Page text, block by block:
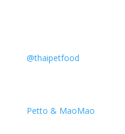
@thaipetfood
Petto & MaoMao